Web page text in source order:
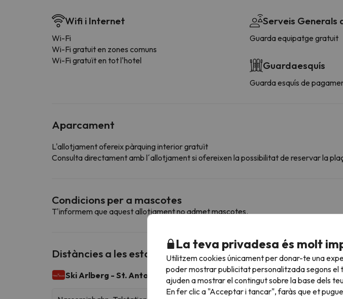
Wifi i Internet
Wi-Fi
Wi-Fi gratuit en zones comuns
Wi-Fi gratuït en tot l'hotel
Serveis Generals
Guarda equipatge gratuit
Guardaesquís
Guarda esquís de
Aparcament
L'allotjament ofereix pàrquing interior gratuït
Consulta directament amb l´allotjament si ofereixen la possibilitat de reservar la
Condicions per a mascotes
T'informem que aquest allotjament no admet mascotes.
Distàncies a les estacions d'esquí properes
Ski Arlberg - St. Anton 299 km esquiables
La teva privadesa és molt
Utilitzem cookies únicament per donar-te una
poder mostrar publicitat personalitzada segons
ajuden a mostrar el contingut sobre la base dels
En fer clic a "Acceptar i tancar", faràs que et